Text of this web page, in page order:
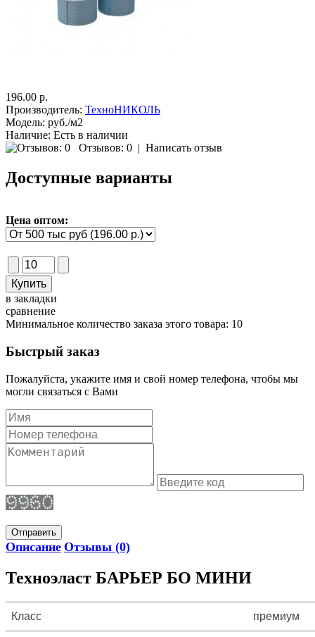
196.00 р.
Производитель: ТехноНИКОЛЬ
Модель: руб./м2
Наличие: Есть в наличии
Отзывов: 0 | Написать отзыв
Доступные варианты
Цена оптом:
в закладки
сравнение
Минимальное количество заказа этого товара: 10
Быстрый заказ
Пожалуйста, укажите имя и свой номер телефона, чтобы мы
могли связаться с Вами
Отправить
Описание Отзывы (0)
Техноэласт БАРЬЕР БО МИНИ
Класс премиум